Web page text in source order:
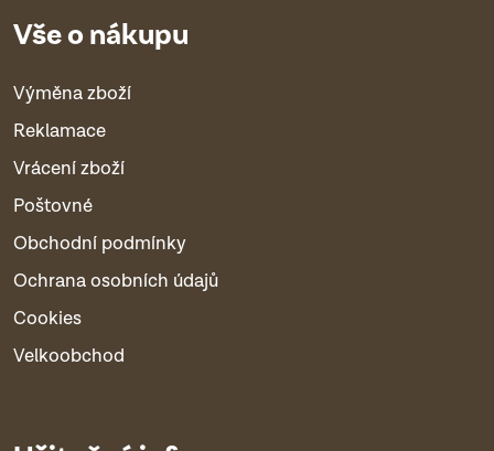
Vše o nákupu
Výměna zboží
Reklamace
Vrácení zboží
Poštovné
Obchodní podmínky
Ochrana osobních údajů
Cookies
Velkoobchod